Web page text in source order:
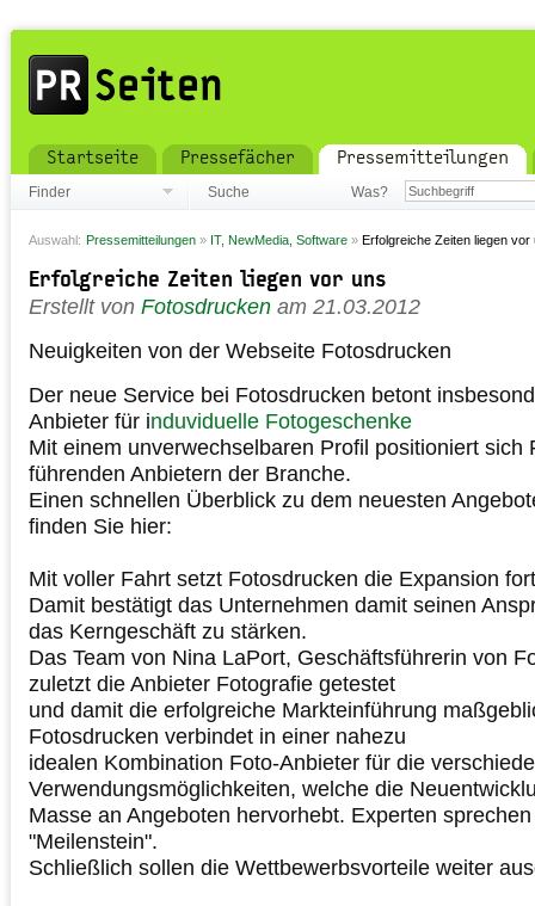
Startseite Pressefächer Pressemitteilungen
Finder Suche Was?
Auswahl: Pressemitteilungen » IT, NewMedia, Software » Erfolgreiche Zeiten liegen vor
Erfolgreiche Zeiten liegen vor uns
Erstellt von Fotosdrucken am 21.03.2012
Neuigkeiten von der Webseite Fotosdrucken
Der neue Service bei Fotosdrucken betont
Anbieter für induviduelle Fotogeschenke
Mit einem unverwechselbaren Profil positioniert sich
führenden Anbietern der Branche.
Einen schnellen Überblick zu dem neuesten
finden Sie hier:
Mit voller Fahrt setzt Fotosdrucken die Expansion
Damit bestätigt das Unternehmen damit seinen
das Kerngeschäft zu stärken.
Das Team von Nina LaPort, Geschäftsführerin von
zuletzt die Anbieter Fotografie getestet
und damit die erfolgreiche Markteinführung
Fotosdrucken verbindet in einer nahezu
idealen Kombination Foto-Anbieter für die
Verwendungsmöglichkeiten, welche die
Masse an Angeboten hervorhebt. Experten
"Meilenstein".
Schließlich sollen die Wettbewerbsvorteile weiter